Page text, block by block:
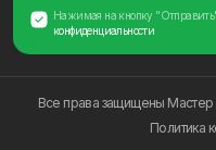
Нажимая на кнопку
конфиденциальности
Все права защищены Мастер
Политика